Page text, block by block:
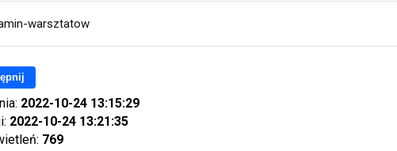
warsztatow
2022-10-24 13:15:29
2022-10-24 13:21:35
769